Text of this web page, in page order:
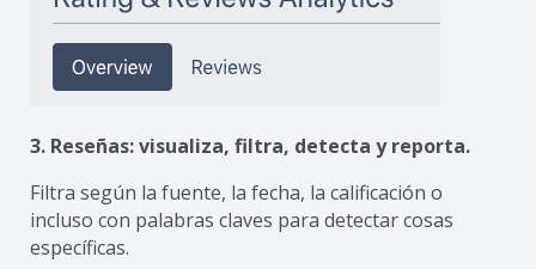
3. Reseñas: visualiza, filtra, detecta y reporta.
Filtra según la fuente, la fecha, la calificación o
incluso con palabras claves para detectar cosas
específicas.